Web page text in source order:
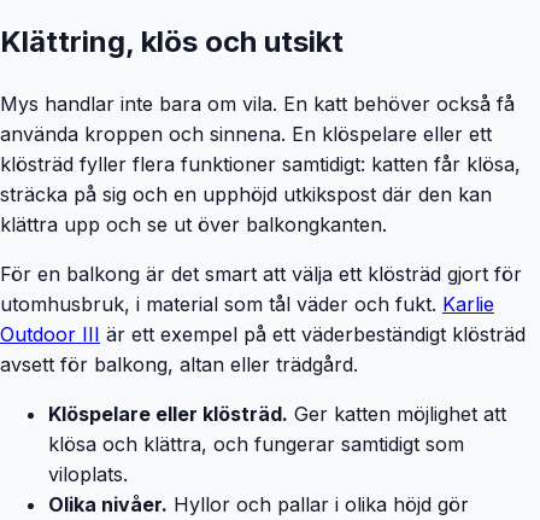
Klättring, klös och utsikt
Mys handlar inte bara om vila. En katt behöver också få
använda kroppen och sinnena. En klöspelare eller ett
klösträd fyller flera funktioner samtidigt: katten får klösa,
sträcka på sig och en upphöjd utkikspost där den kan
klättra upp och se ut över balkongkanten.
För en balkong är det smart att välja ett klösträd gjort för
utomhusbruk, i material som tål väder och fukt. Karlie
Outdoor III är ett exempel på ett väderbeständigt klösträd
avsett för balkong, altan eller trädgård.
Klöspelare eller klösträd. Ger katten möjlighet att
klösa och klättra, och fungerar samtidigt som
viloplats.
Olika nivåer. Hyllor och pallar i olika höjd gör